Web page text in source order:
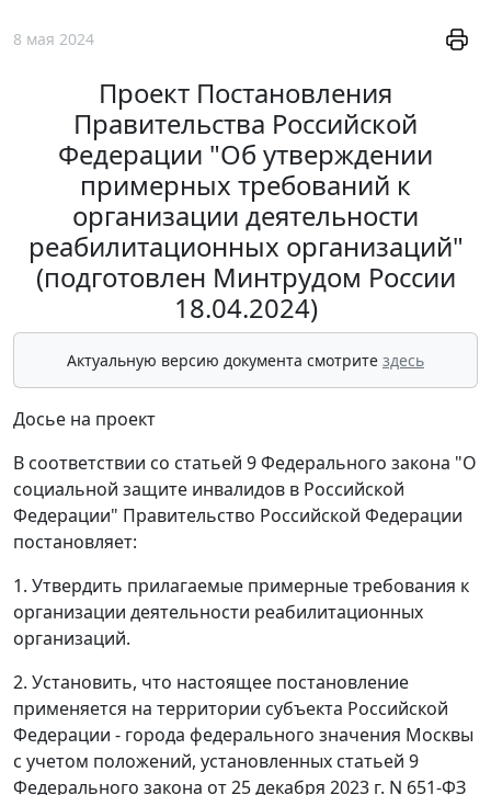
8 мая 2024
Проект Постановления
Правительства Российской
Федерации "Об утверждении
примерных требований к
организации деятельности
реабилитационных организаций"
(подготовлен Минтрудом России
18.04.2024)
Актуальную версию документа смотрите здесь
Досье на проект
В соответствии со статьей 9 Федерального закона "О
социальной защите инвалидов в Российской
Федерации" Правительство Российской Федерации
постановляет:
1. Утвердить прилагаемые примерные требования к
организации деятельности реабилитационных
организаций.
2. Установить, что настоящее постановление
применяется на территории субъекта Российской
Федерации - города федерального значения Москвы
с учетом положений, установленных статьей 9
Федерального закона от 25 декабря 2023 г. N 651-ФЗ